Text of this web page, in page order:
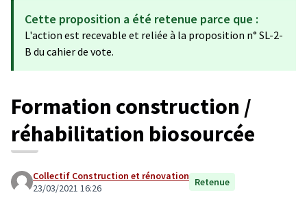
Cette proposition a été retenue parce que :
L'action est recevable et reliée à la proposition n° SL-2-
B du cahier de vote.
Formation construction /
réhabilitation biosourcée
Collectif Construction et rénovation
23/03/2021 16:26
Retenue